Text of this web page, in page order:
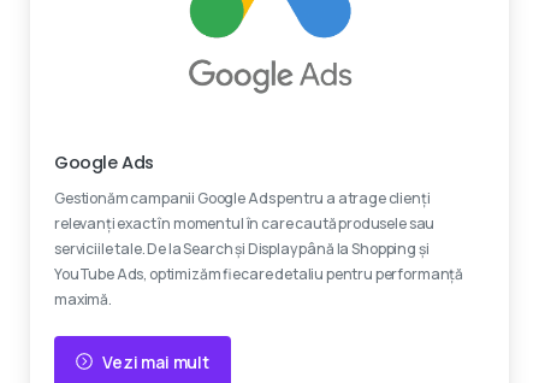
Google Ads
Gestionăm campanii Google Ads pentru a atrage clienți
relevanți exact în momentul în care caută produsele sau
serviciile tale. De la Search și Display până la Shopping și
YouTube Ads, optimizăm fiecare detaliu pentru performanță
maximă.
Vezi mai mult